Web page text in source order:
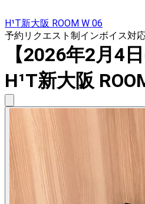
H¹T新大阪 ROOM W 06
予約リクエスト制インボイス対
【2026年2月4
H¹T新大阪